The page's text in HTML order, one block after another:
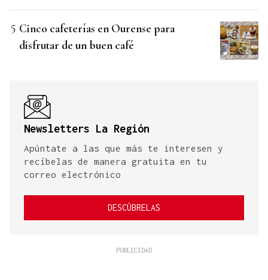
Cinco cafeterías en Ourense para
disfrutar de un buen café
Newsletters La Región
Apúntate a las que más te interesen y
recíbelas de manera gratuita en tu
correo electrónico
DESCÚBRELAS